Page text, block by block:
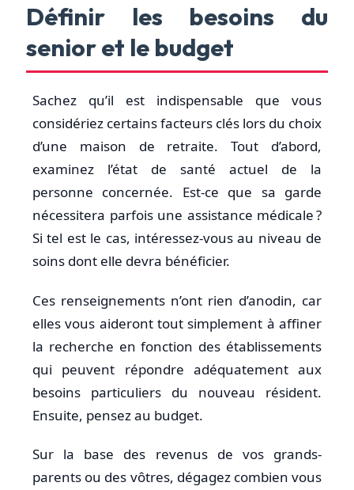
Définir les besoins du
senior et le budget
Sachez qu’il est indispensable que vous
considériez certains facteurs clés lors du choix
d’une maison de retraite. Tout d’abord,
examinez l’état de santé actuel de la
personne concernée. Est-ce que sa garde
nécessitera parfois une assistance médicale ?
Si tel est le cas, intéressez-vous au niveau de
soins dont elle devra bénéficier.
Ces renseignements n’ont rien d’anodin, car
elles vous aideront tout simplement à affiner
la recherche en fonction des établissements
qui peuvent répondre adéquatement aux
besoins particuliers du nouveau résident.
Ensuite, pensez au budget.
Sur la base des revenus de vos grands-
parents ou des vôtres, dégagez combien vous